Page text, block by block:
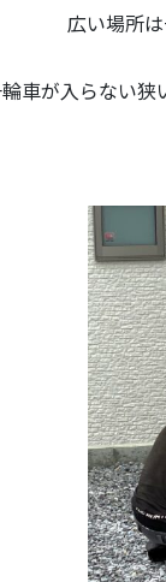
広い場所
車が入らない狭